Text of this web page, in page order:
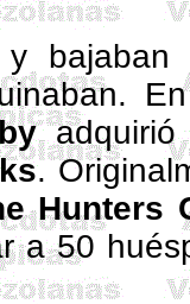
bajaban
adquirió
.
Hunters
a 50